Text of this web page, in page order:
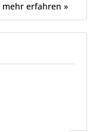
mehr erfahren »